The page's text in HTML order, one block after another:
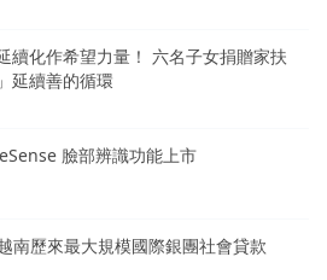
續化作希望力量！ 六名子女捐贈家扶
延續善的循環
臉部辨識功能上市
南歷來最大規模國際銀團社會貸款